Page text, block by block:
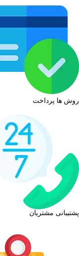
روش ها پرداخت
پشتیبانی مشتریان